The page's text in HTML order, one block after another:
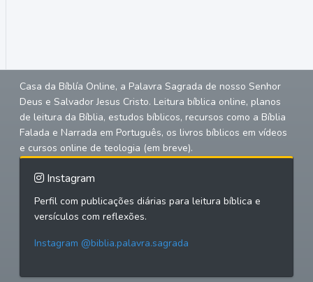
Casa da Bíblía Online, a Palavra Sagrada de nosso Senhor
Deus e Salvador Jesus Cristo. Leitura bíblica online, planos
de leitura da Bíblia, estudos bíblicos, recursos como a Bíblia
Falada e Narrada em Português, os livros bíblicos em vídeos
e cursos online de teologia (em breve).
Instagram
Perfil com publicações diárias para leitura bíblica e
versículos com reflexões.
Instagram @biblia.palavra.sagrada